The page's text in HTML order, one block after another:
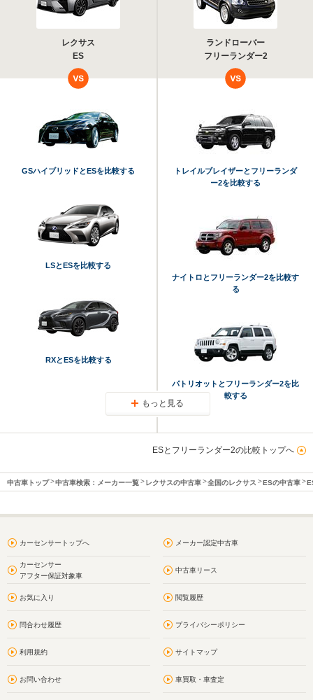
レクサス
ES
ランドローバー
フリーランダー2
GSハイブリッドとESを比較する
LSとESを比較する
RXとESを比較する
トレイルブレイザーとフリーランダ
ー2を比較する
ナイトロとフリーランダー2を比較す
る
パトリオットとフリーランダー2を比
較する
もっと見る
ESとフリーランダー2の比較トップへ
中古車トップ 中古車検索：メーカー一覧 レクサスの中古車 全国のレクサス ESの中古車
カーセンサートップへ メーカー認定中古車
カーセンサー
アフター保証対象車
中古車リース
お気に入り 閲覧履歴
問合わせ履歴 プライバシーポリシー
利用規約 サイトマップ
お問い合わせ 車買取・車査定